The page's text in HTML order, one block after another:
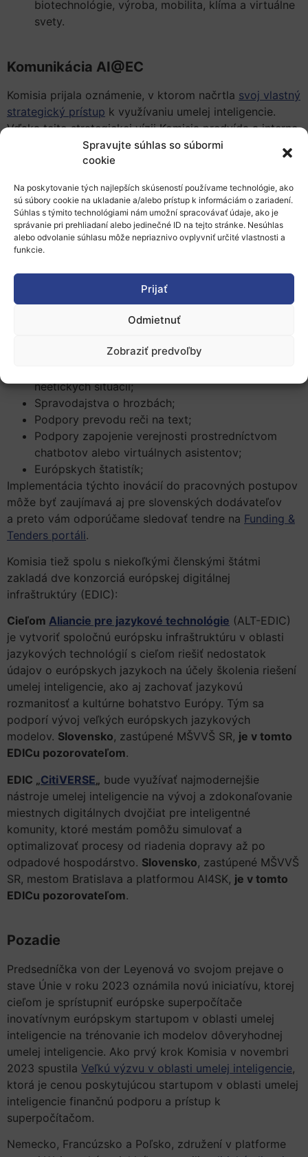
Spravujte súhlas so súbormi
cookie
Na poskytovanie tých najlepších skúseností používame technológie, ako
sú súbory cookie na ukladanie a/alebo prístup k informáciám o zariadení.
Súhlas s týmito technológiami nám umožní spracovávať údaje, ako je
správanie pri prehliadaní alebo jedinečné ID na tejto stránke. Nesúhlas
alebo odvolanie súhlasu môže nepriaznivo ovplyvniť určité vlastnosti a
funkcie.
Prijať
Odmietnuť
Zobraziť predvoľby
biotechnológie, výroba, mobilita, klíma a virtuálne
svety.
Komunikácia AI@EC
Komisia prijala oznámenie, v ktorom načrtla svoj vlastný
strategický prístup k využívaniu umelej inteligencie.
Vďaka tejto strategickej vízii Komisia predvída a interne
sa pripravuje na vykonávanie Aktu EÚ o umelej
inteligencii. Obsahuje konkrétne opatrenia o tom, ako
na zabezpečenie vývoja a používania dôveryhodnej,
bezpečnej a etickej umelej inteligencie. Napríklad sa EK
plánuje venovať zavádzaniu AI do oblastí:
Podpory legislatívneho procesu, monitorovania
politík a odpovedí na parlamentné otázky
pomocou „text mining“;
Podpory vypracovávania necitlivého obsahu
Finančných procesov; posudzovania návrhov
neetických situácií;
Spravodajstva o hrozbách;
Podpory prevodu reči na text;
Podpory zapojenie verejnosti prostredníctvom
chatbotov alebo virtuálnych asistentov;
Európskych štatistík;
Implementácia týchto inovácií do pracovných postupov
môže byť zaujímavá aj pre slovenských dodávateľov
a preto vám odporúčame sledovať tendre na Funding &
Tenders portáli.
Komisia tiež spolu s niekoľkými členskými štátmi
zakladá dve konzorciá európskej digitálnej
infraštruktúry (EDIC):
Cieľom Aliancie pre jazykové technológie (ALT-EDIC)
je vytvoriť spoločnú európsku infraštruktúru v oblasti
jazykových technológií s cieľom riešiť nedostatok
údajov o európskych jazykoch na účely školenia riešení
umelej inteligencie, ako aj zachovať jazykovú
rozmanitosť a kultúrne bohatstvo Európy. Tým sa
podporí vývoj veľkých európskych jazykových
modelov. Slovensko, zastúpené MŠVVŠ SR, je v tomto
EDICu pozorovateľom.
EDIC „CitiVERSE„ bude využívať najmodernejšie
nástroje umelej inteligencie na vývoj a zdokonaľovanie
miestnych digitálnych dvojčiat pre inteligentné
komunity, ktoré mestám pomôžu simulovať a
optimalizovať procesy od riadenia dopravy až po
odpadové hospodárstvo. Slovensko, zastúpené MŠVVŠ
SR, mestom Bratislava a platformou AI4SK, je v tomto
EDICu pozorovateľom.
Pozadie
Predsedníčka von der Leyenová vo svojom prejave o
stave Únie v roku 2023 oznámila novú iniciatívu, ktorej
cieľom je sprístupniť európske superpočítače
inovatívnym európskym startupom v oblasti umelej
inteligencie na trénovanie ich modelov dôveryhodnej
umelej inteligencie. Ako prvý krok Komisia v novembri
2023 spustila Veľkú výzvu v oblasti umelej inteligencie,
ktorá je cenou poskytujúcou startupom v oblasti umelej
inteligencie finančnú podporu a prístup k
superpočítačom.
Nemecko, Francúzsko a Poľsko, združení v platforme